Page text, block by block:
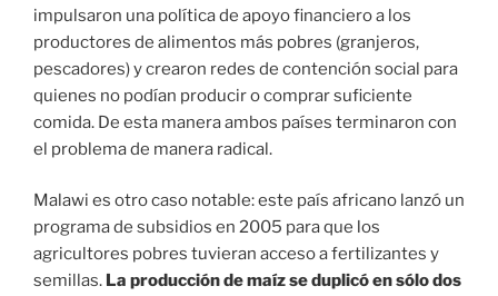
impulsaron una política de apoyo financiero a los
productores de alimentos más pobres (granjeros,
pescadores) y crearon redes de contención social para
quienes no podían producir o comprar suficiente
comida. De esta manera ambos países terminaron con
el problema de manera radical.
Malawi es otro caso notable: este país africano lanzó un
programa de subsidios en 2005 para que los
agricultores pobres tuvieran acceso a fertilizantes y
semillas. La producción de maíz se duplicó en sólo dos